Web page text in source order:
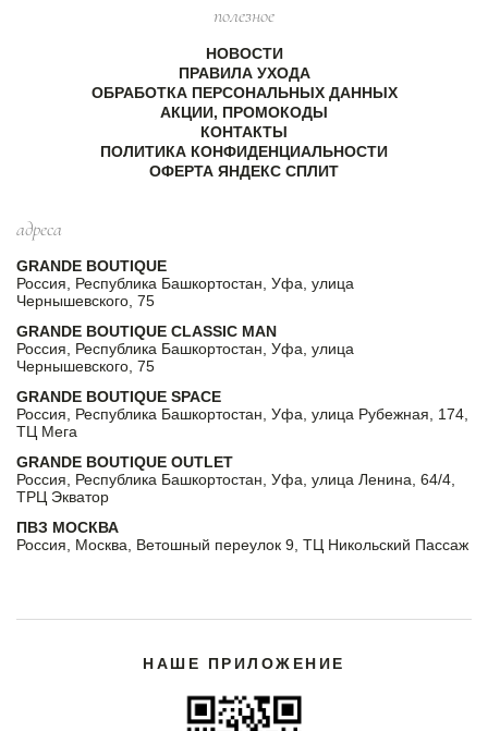
полезное
НОВОСТИ
ПРАВИЛА УХОДА
ОБРАБОТКА ПЕРСОНАЛЬНЫХ ДАННЫХ
АКЦИИ, ПРОМОКОДЫ
КОНТАКТЫ
ПОЛИТИКА КОНФИДЕНЦИАЛЬНОСТИ
ОФЕРТА ЯНДЕКС СПЛИТ
адреса
GRANDE BOUTIQUE
Россия, Республика Башкортостан, Уфа, улица
Чернышевского, 75
GRANDE BOUTIQUE CLASSIC MAN
Россия, Республика Башкортостан, Уфа, улица
Чернышевского, 75
GRANDE BOUTIQUE SPACE
Россия, Республика Башкортостан, Уфа, улица Рубежная, 174,
ТЦ Мега
GRANDE BOUTIQUE OUTLET
Россия, Республика Башкортостан, Уфа, улица Ленина, 64/4,
ТРЦ Экватор
ПВЗ МОСКВА
Россия, Москва, Ветошный переулок 9, ТЦ Никольский Пассаж
НАШЕ ПРИЛОЖЕНИЕ